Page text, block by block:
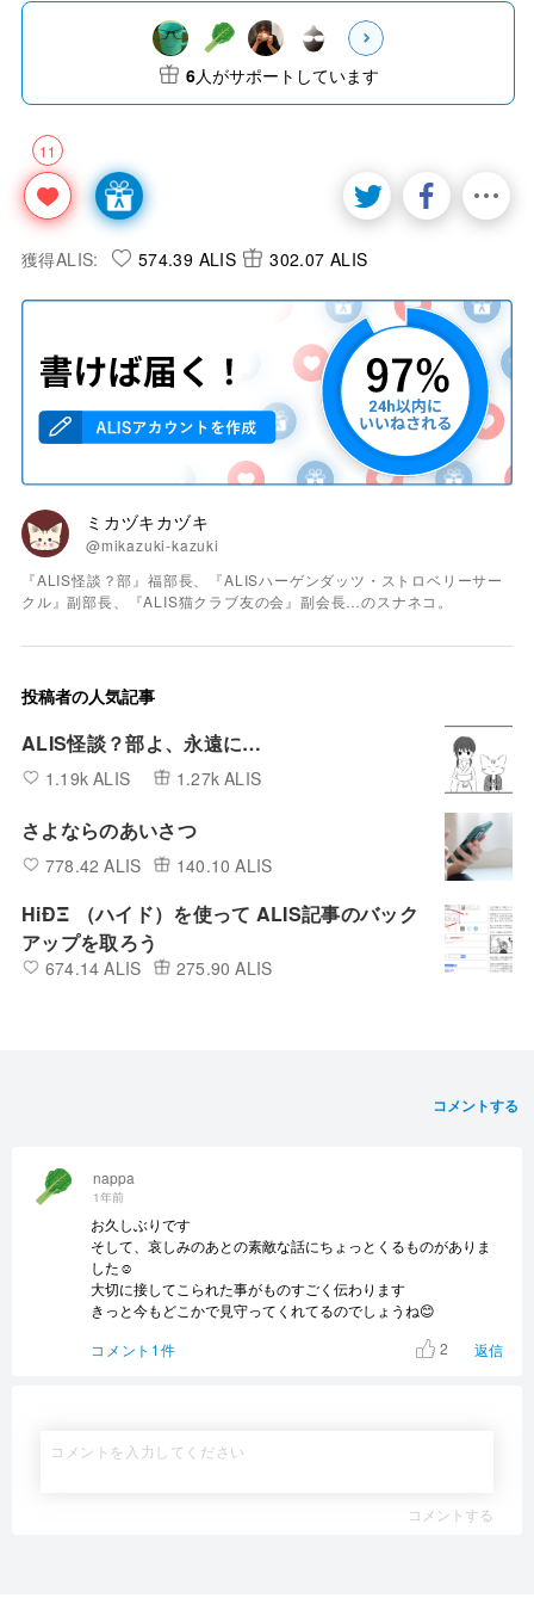
11
6人がサポートしています
獲得ALIS: 574.39 ALIS 302.07 ALIS
ミカヅキカヅキ
@mikazuki-kazuki
『ALIS怪談？部』福部長、『ALISハーゲンダッツ・ストロベリーサー
クル』副部長、『ALIS猫クラブ友の会』副会長…のスナネコ。
投稿者の人気記事
ALIS怪談？部よ、永遠に…
1.19k ALIS 1.27k ALIS
さよならのあいさつ
778.42 ALIS 140.10 ALIS
HiÐΞ （ハイド）を使って ALIS記事のバック
アップを取ろう
674.14 ALIS 275.90 ALIS
コメントする
nappa
1年前
お久しぶりです
そして、哀しみのあとの素敵な話にちょっとくるものがありま
した☺️
大切に接してこられた事がものすごく伝わります
きっと今もどこかで見守ってくれてるのでしょうね😊
コメント1件
2 返信
コメントする